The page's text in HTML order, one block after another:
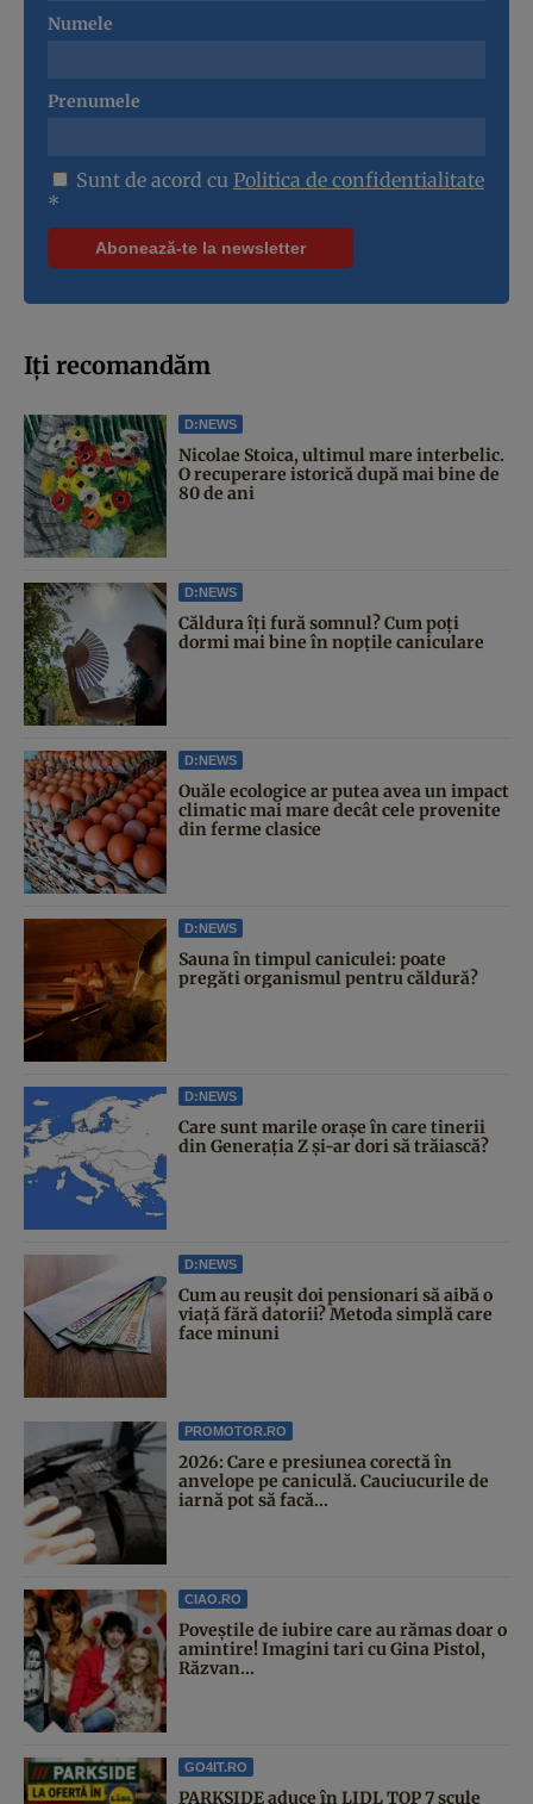
Numele
Prenumele
Sunt de acord cu Politica de confidentialitate
*
Iți recomandăm
D:NEWS
Nicolae Stoica, ultimul mare interbelic.
O recuperare istorică după mai bine de
80 de ani
D:NEWS
Căldura îți fură somnul? Cum poți
dormi mai bine în nopțile caniculare
D:NEWS
Ouăle ecologice ar putea avea un impact
climatic mai mare decât cele provenite
din ferme clasice
D:NEWS
Sauna în timpul caniculei: poate
pregăti organismul pentru căldură?
D:NEWS
Care sunt marile orașe în care tinerii
din Generația Z și-ar dori să trăiască?
D:NEWS
Cum au reușit doi pensionari să aibă o
viață fără datorii? Metoda simplă care
face minuni
PROMOTOR.RO
2026: Care e presiunea corectă în
anvelope pe caniculă. Cauciucurile de
iarnă pot să facă...
CIAO.RO
Poveştile de iubire care au rămas doar o
amintire! Imagini tari cu Gina Pistol,
Răzvan...
GO4IT.RO
PARKSIDE aduce în LIDL TOP 7 scule